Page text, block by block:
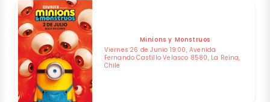
Minions y Monstruos
Viernes 26 de Junio 19:00, Avenida
Fernando Castillo Velasco 8580, La Reina,
Chile